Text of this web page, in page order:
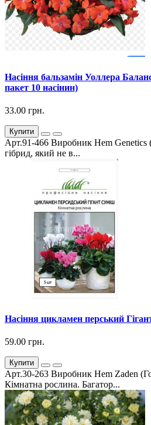
Насіння бальзамін Уоллера
пакет 10 насінин)
33.00 грн.
Купити
Арт.91-466 Виробник Hem Genetics
гібрид, який не в...
Насіння цикламен перський
59.00 грн.
Купити
Арт.30-263 Виробник Hem Zaden
Кімнатна рослина. Багатор...